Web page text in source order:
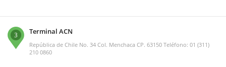
3 Terminal ACN
República de Chile No. 34 Col. Menchaca CP. 63150 Teléfono: 01 (311)
210 0860